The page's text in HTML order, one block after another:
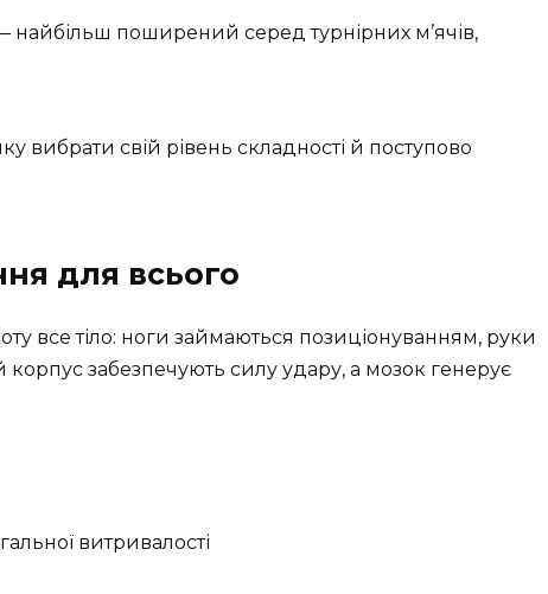
найбільш поширений серед турнірних м’ячів,
вибрати свій рівень складності й поступово
для всього
все тіло: ноги займаються позиціонуванням, руки
забезпечують силу удару, а мозок генерує
витривалості